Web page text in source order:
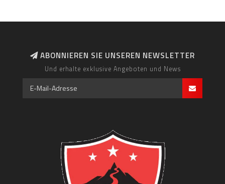
ABONNIEREN SIE UNSEREN NEWSLETTER
Und erhalte exklusive Angeboten und News